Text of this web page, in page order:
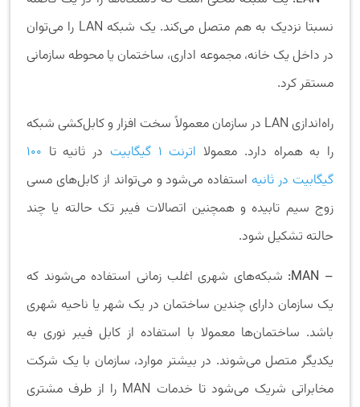
نسبتا نزدیک به هم متصل می‌کند. یک شبکه LAN را می‌توان
در داخل یک خانه، مجموعه اداری، ساختمان یا محوطه سازمانی
مستقر کرد.
راه‌اندازی LAN در سازمان معمولاً سخت افزار و کابل‌کشی شبکه
را به همراه دارد. معمولا اترنت 1 گیگابیت در ثانیه تا 100
گیگابیت در ثانیه استفاده می‌شود و می‌تواند از کابل‌های مسی
زوج سیم تابیده و همچنین اتصالات فیبر تک حالته یا چند
حالته تشکیل شود.
– MAN:
شبکه‌های شهری اغلب زمانی استفاده می‌شوند که
یک سازمان دارای چندین ساختمان در یک شهر یا ناحیه شهری
باشد. ساختمان‌ها معمولا با استفاده از کابل فیبر نوری به
یکدیگر متصل می‌شوند. در بیشتر موارد، سازمان با یک شرکت
مخابراتی شریک می‌شود تا خدمات MAN را از طرف مشتری